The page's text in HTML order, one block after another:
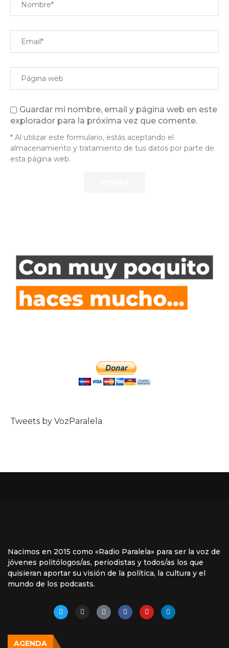
Guardar mi nombre, email y página web en este
explorador para la próxima vez que comente.
* Al utilizar este formulario, estás aceptando el
almacenamiento y tratamiento de tus datos por parte de
esta página web.
Tweets by VozParalela
Nacimos en 2015 como «Radio Paralela» para ser la voz de
jóvenes politólogos/as, periodistas y todos/as los que
quisieran aportar su visión de la política, la cultura y el
mundo de los podcasts.
AGENDA